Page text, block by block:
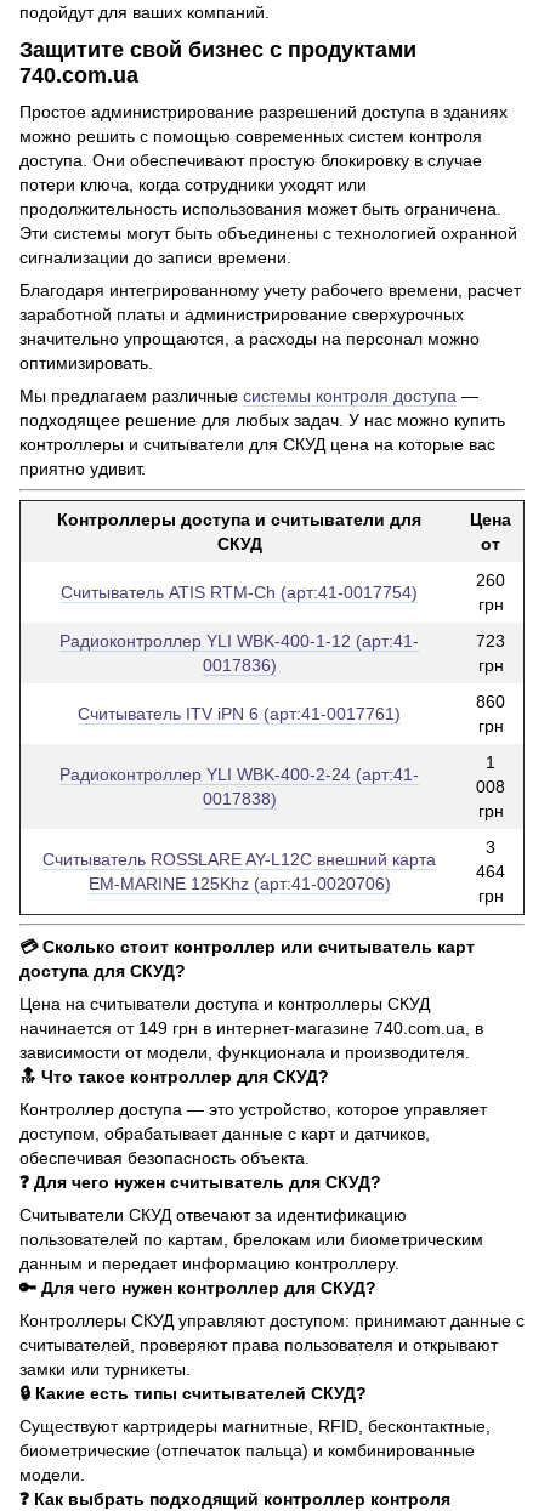
подойдут для ваших компаний.
Защитите свой бизнес с продуктами
740.com.ua
Простое администрирование разрешений доступа в зданиях
можно решить с помощью современных систем контроля
доступа. Они обеспечивают простую блокировку в случае
потери ключа, когда сотрудники уходят или
продолжительность использования может быть ограничена.
Эти системы могут быть объединены с технологией охранной
сигнализации до записи времени.
Благодаря интегрированному учету рабочего времени, расчет
заработной платы и администрирование сверхурочных
значительно упрощаются, а расходы на персонал можно
оптимизировать.
Мы предлагаем различные системы контроля доступа —
подходящее решение для любых задач. У нас можно купить
контроллеры и считыватели для СКУД цена на которые вас
приятно удивит.
Контроллеры доступа и считыватели для
СКУД
Цена
от
Считыватель ATIS RTM-Ch (арт:41-0017754)
260
грн
Радиоконтроллер YLI WBK-400-1-12 (арт:41-
0017836)
723
грн
Считыватель ITV iPN 6 (арт:41-0017761)
860
грн
Радиоконтроллер YLI WBK-400-2-24 (арт:41-
0017838)
1
008
грн
Считыватель ROSSLARE AY-L12C внешний карта
EM-MARINE 125Khz (арт:41-0020706)
3
464
грн
💳 Сколько стоит контроллер или считыватель карт
доступа для СКУД?
Цена на считыватели доступа и контроллеры СКУД
начинается от 149 грн в интернет-магазине 740.com.ua, в
зависимости от модели, функционала и производителя.
🔝 Что такое контроллер для СКУД?
Контроллер доступа — это устройство, которое управляет
доступом, обрабатывает данные с карт и датчиков,
обеспечивая безопасность объекта.
❓ Для чего нужен считыватель для СКУД?
Считыватели СКУД отвечают за идентификацию
пользователей по картам, брелокам или биометрическим
данным и передает информацию контроллеру.
🔑 Для чего нужен контроллер для СКУД?
Контроллеры СКУД управляют доступом: принимают данные с
считывателей, проверяют права пользователя и открывают
замки или турникеты.
🔒 Какие есть типы считывателей СКУД?
Существуют картридеры магнитные, RFID, бесконтактные,
биометрические (отпечаток пальца) и комбинированные
модели.
❓ Как выбрать подходящий контроллер контроля